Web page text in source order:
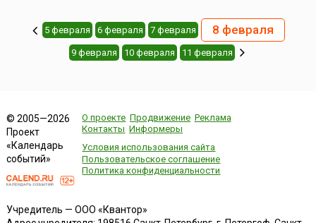
5 февраля 6 февраля 7 февраля 8 февраля
9 февраля 10 февраля 11 февраля
© 2005—2026
Проект
«Календарь
событий»
О проекте Продвижение Реклама
Контакты Информеры
Условия использования сайта
Пользовательское соглашение
Политика конфиденциальности
Учредитель — ООО «Квантор»